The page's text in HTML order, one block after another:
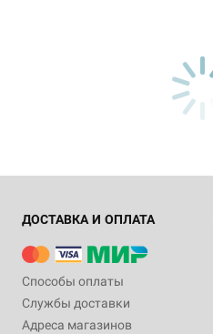
ДОСТАВКА И ОПЛАТА
Способы оплаты
Службы доставки
Адреса магазинов